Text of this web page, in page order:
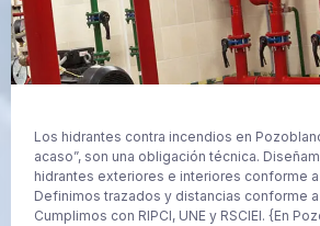
Los hidrantes contra incendios en
acaso”, son una obligación técnica.
hidrantes exteriores e interiores conforme a
Definimos trazados y distancias conforme
Cumplimos con RIPCI, UNE y RSCIEI. {En